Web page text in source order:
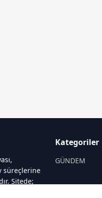
süreçlerine
Sitede;
Kategoriler
GÜNDEM